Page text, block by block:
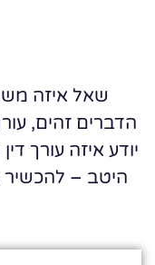
שאל איזה
הדברים זהים,
יודע איזה עורך
היטב –